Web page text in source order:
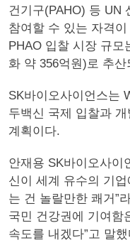
건기구(PAHO) 등 UN
참여할 수 있는 자격
PHAO 입찰 시장 규모
화 약 356억원)로 추산
SK바이오사이언스는
두백신 국제 입찰과
계획이다.
안재용 SK바이오사이
신이 세계 유수의 기
는 건 놀랄만한 쾌거”
국민 건강권에 기여함
속도를 내겠다”고 말